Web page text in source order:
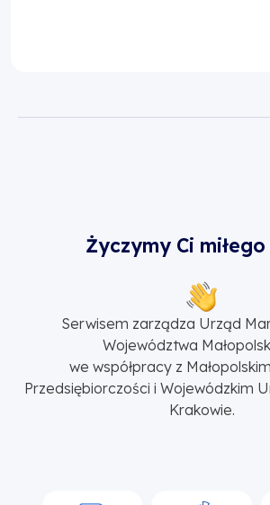
Życzymy Ci
Serwisem zarządza Urząd
Województwa
we współpracy z
Przedsiębiorczości i Wojewódzkim
Krakowie.